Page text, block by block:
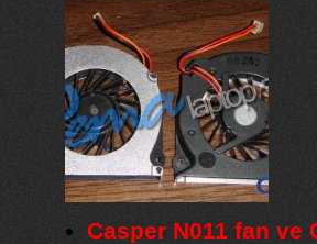
Casper N011 fan ve